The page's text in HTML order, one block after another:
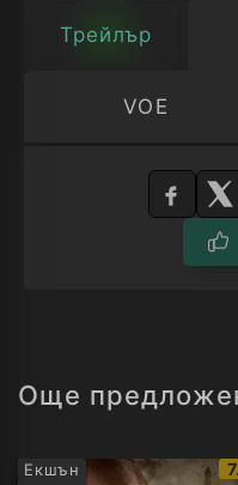
Трейлър
VOE
Изберете
Още
Екшън